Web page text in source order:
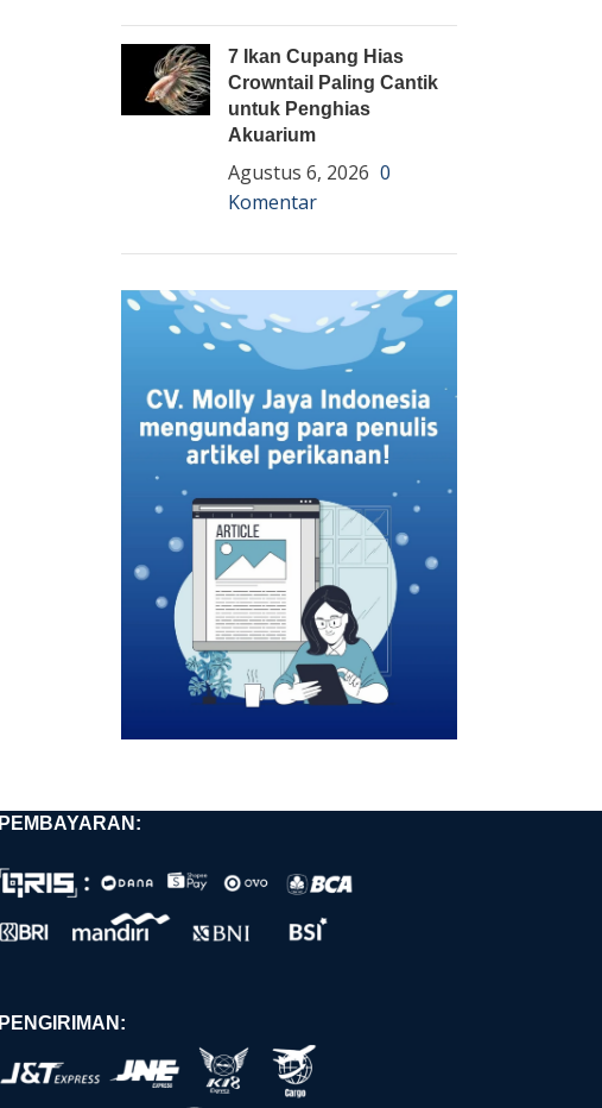
7 Ikan Cupang Hias
Crowntail Paling Cantik
untuk Penghias
Akuarium
Agustus 6, 2026 0
Komentar
PEMBAYARAN:
PENGIRIMAN: